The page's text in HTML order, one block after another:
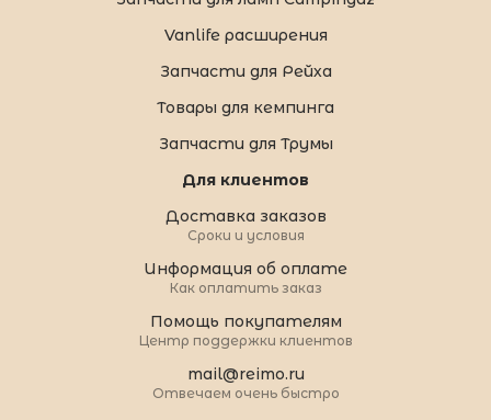
Vanlife расширения
Запчасти для Рейха
Товары для кемпинга
Запчасти для Трумы
Для клиентов
Доставка заказов
Сроки и условия
Информация об оплате
Как оплатить заказ
Помощь покупателям
Центр поддержки клиентов
mail@reimo.ru
Отвечаем очень быстро